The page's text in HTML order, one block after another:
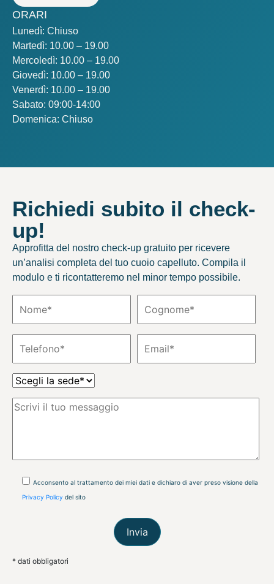
ORARI
Lunedì: Chiuso
Martedì: 10.00 – 19.00
Mercoledì: 10.00 – 19.00
Giovedì: 10.00 – 19.00
Venerdì: 10.00 – 19.00
Sabato: 09:00-14:00
Domenica: Chiuso
Richiedi subito il check-
up!
Approfitta del nostro check-up gratuito per ricevere
un’analisi completa del tuo cuoio capelluto. Compila il
modulo e ti ricontatteremo nel minor tempo possibile.
Acconsento al trattamento dei miei dati e dichiaro di aver preso visione della
Privacy Policy del sito
* dati obbligatori